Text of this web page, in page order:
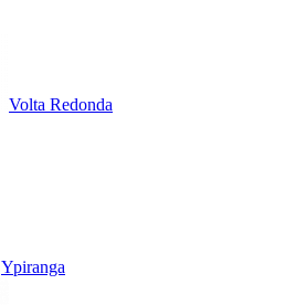
Volta Redonda
Ypiranga